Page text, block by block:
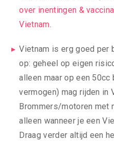
over inentingen &
Vietnam.
Vietnam is erg goed per
op: geheel op eigen
alleen maar op een
vermogen) mag rijden in
Brommers/motoren met
alleen wanneer je een
Draag verder altijd een